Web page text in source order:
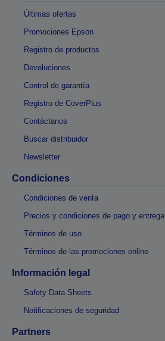
Últimas ofertas
Promociones Epson
Registro de productos
Devoluciones
Control de garantía
Registro de CoverPlus
Contáctanos
Buscar distribuidor
Newsletter
Condiciones
Condiciones de venta
Precios y condiciones de pago y entrega
Términos de uso
Términos de las promociones online
Información legal
Safety Data Sheets
Notificaciones de seguridad
Partners